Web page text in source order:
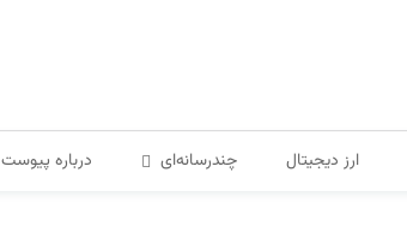
ارز دیجیتال چندرسانه‌ای درباره پیوست